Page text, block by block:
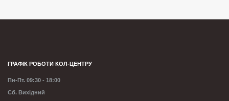
ГРАФІК РОБОТИ КОЛ-ЦЕНТРУ
Пн-Пт. 09:30 - 18:00
Сб. Вихідний